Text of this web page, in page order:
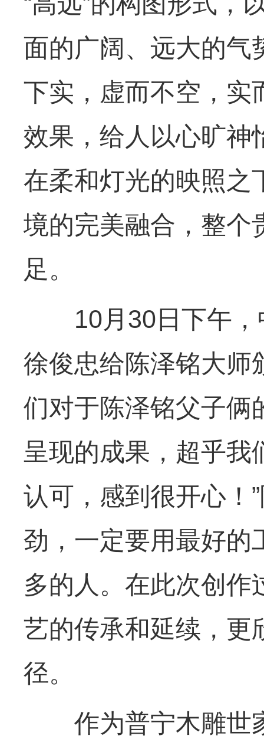
面的广阔、远大的气
下实，虚而不空，实
效果，给人以心旷神
在柔和灯光的映照之
境的完美融合，整个
足。
10月30日下午，
徐俊忠给陈泽铭大师
们对于陈泽铭父子俩
呈现的成果，超乎我
认可，感到很开心！
劲，一定要用最好的
多的人。在此次创作
艺的传承和延续，更
径。
作为普宁木雕世家